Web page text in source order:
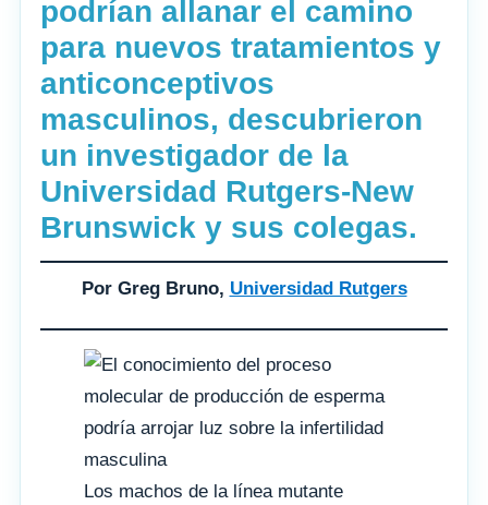
podrían allanar el camino
para nuevos tratamientos y
anticonceptivos
masculinos, descubrieron
un investigador de la
Universidad Rutgers-New
Brunswick y sus colegas.
Por Greg Bruno, Universidad Rutgers
Los machos de la línea mutante